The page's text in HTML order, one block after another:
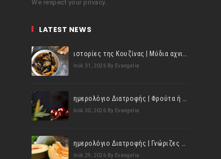
We respect your privacy.
LATEST NEWS
Ιούλ 31, 2026 By Evangelia
Ιούλ 30, 2026 By Evangelia
Ιούλ 29, 2026 By Evangelia